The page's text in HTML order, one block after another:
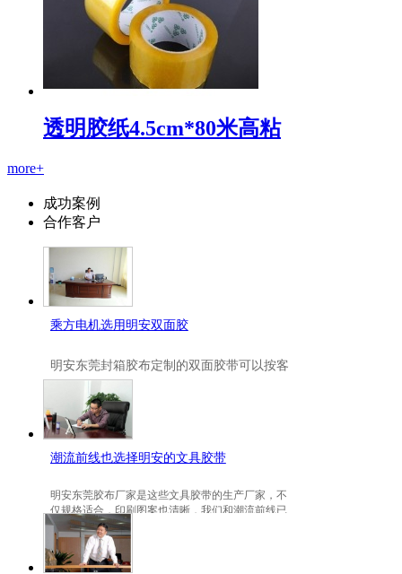
透明胶纸4.5cm*80米高粘
more+
成功案例
合作客户
乘方电机选用明安双面胶
明安东莞封箱胶布定制 的双面胶带可以按客
是可以定做的，不仅如此，规格也是可以定
做的。
潮流前线也选择明安的文具胶带
明安东莞胶布厂家是这些文具胶带的生产厂家，不
仅规格适合，印刷图案也清晰，我们和潮流前线已
有3年的稳定合作关系。